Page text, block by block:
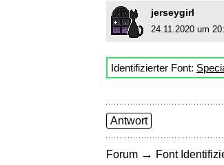
jerseygirl
24.11.2020 um
Identifizierter Font:
Antwort
Forum → Font